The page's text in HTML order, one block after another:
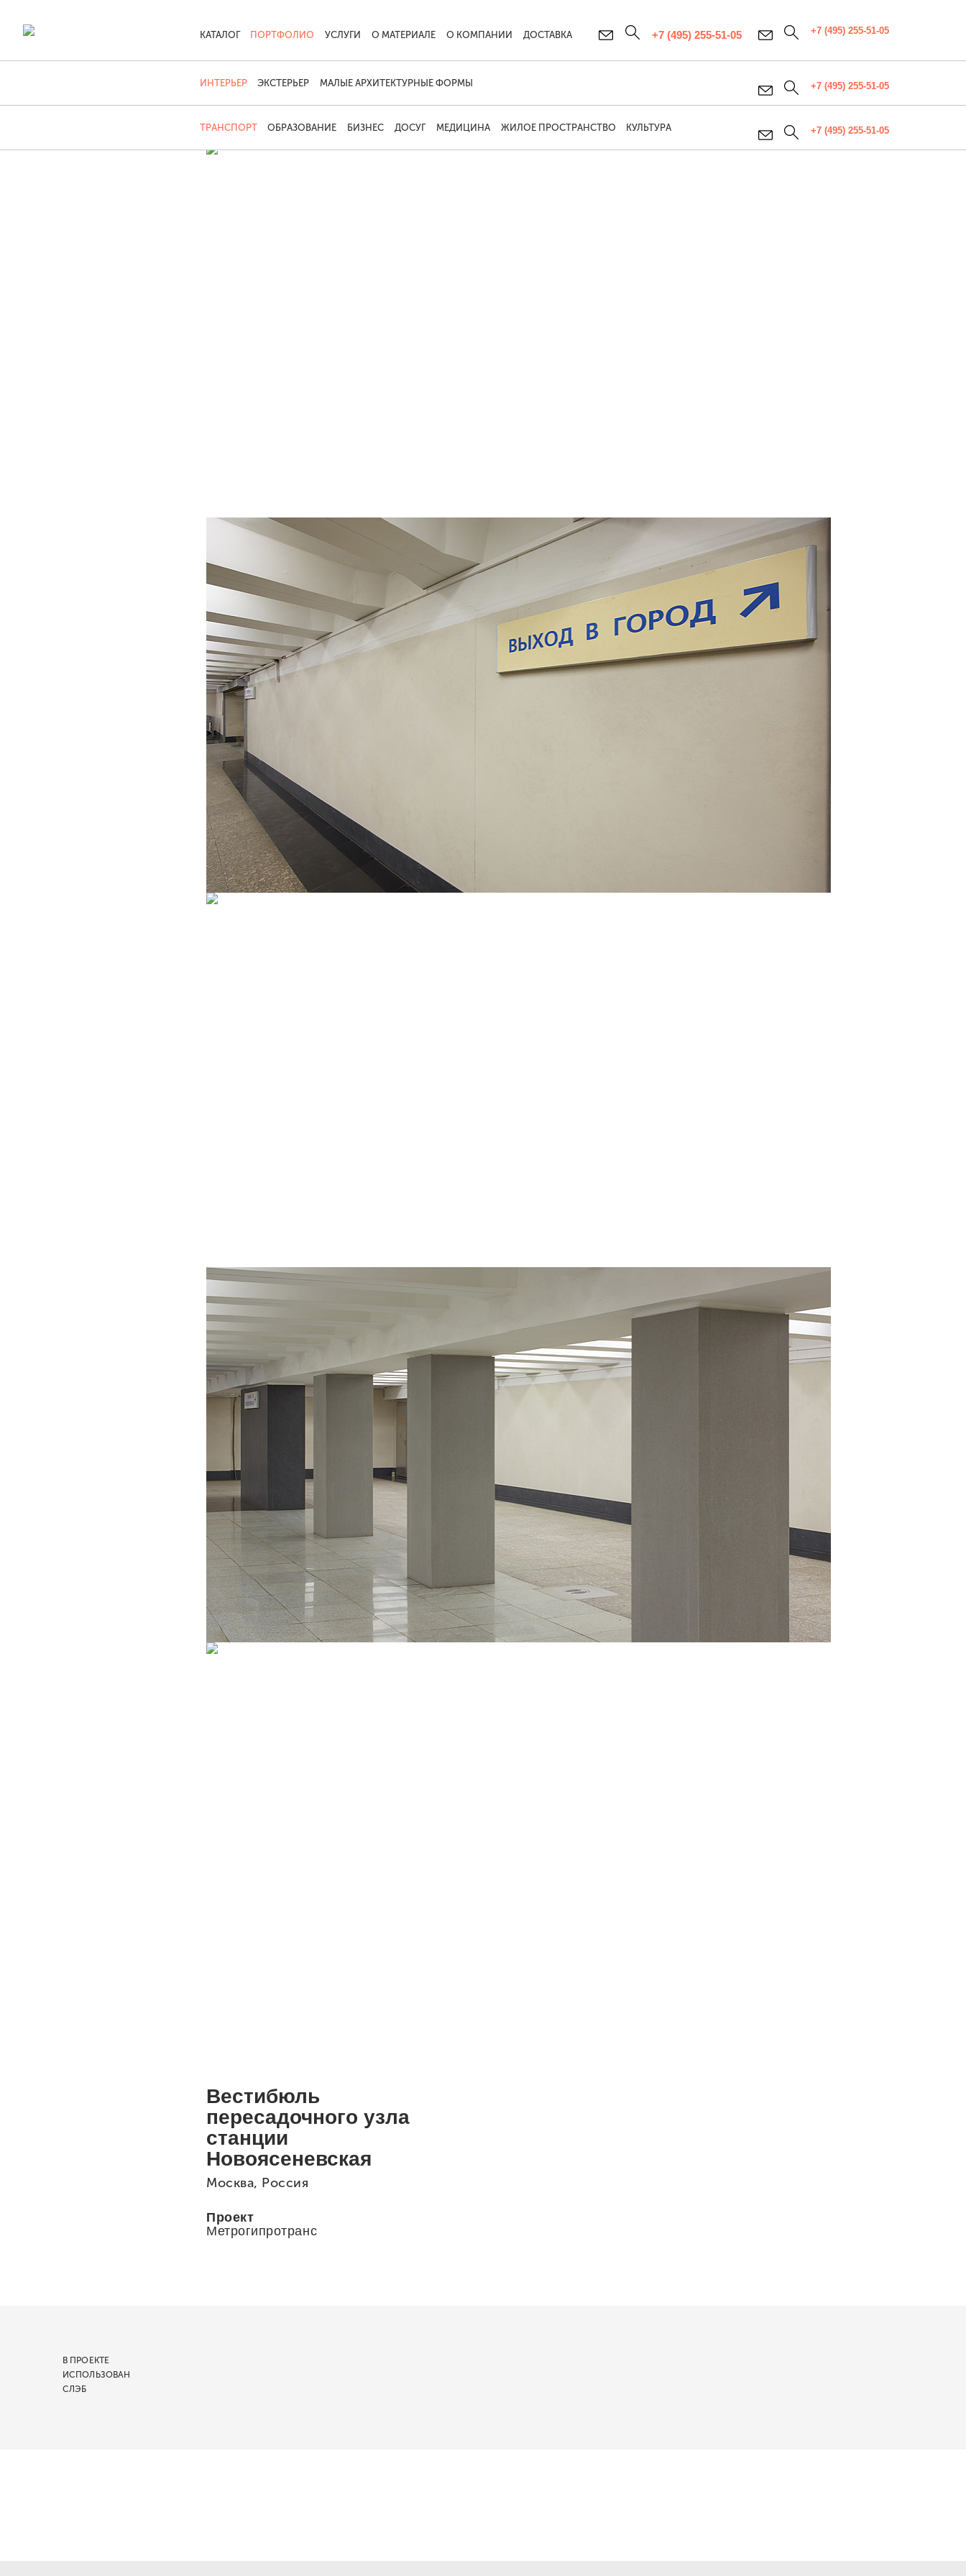
КАТАЛОГ ПОРТФОЛИО
ИНТЕРЬЕР
ТРАНСПОРТ ОБРАЗОВАНИЕ БИЗНЕС ДОСУГ МЕДИЦИНА ЖИЛОЕ ПРОСТРАНСТВО КУЛЬТУРА +7 (495) 255-51-05
ЭКСТЕРЬЕР МАЛЫЕ АРХИТЕКТУРНЫЕ ФОРМЫ +7 (495) 255-51-05
УСЛУГИ О МАТЕРИАЛЕ О КОМПАНИИ ДОСТАВКА +7 (495) 255-51-05 +7 (495) 255-51-05
Вестибюль
пересадочного узла
станции
Новоясеневская
Москва, Россия
Проект
Метрогипротранс
В ПРОЕКТЕ
ИСПОЛЬЗОВАН
СЛЭБ